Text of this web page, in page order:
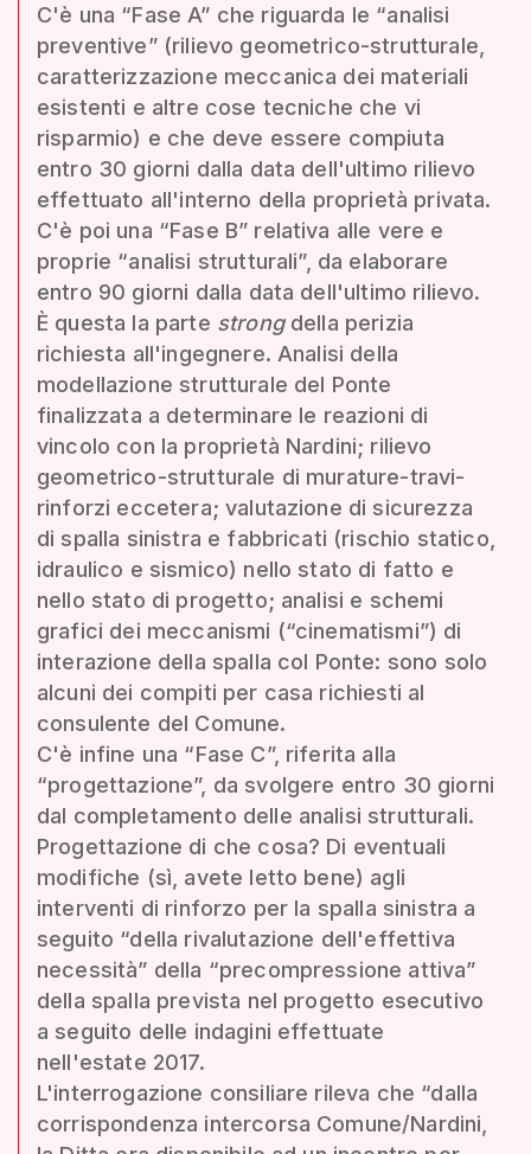
C'è una “Fase A” che riguarda le “analisi
preventive” (rilievo geometrico-strutturale,
caratterizzazione meccanica dei materiali
esistenti e altre cose tecniche che vi
risparmio) e che deve essere compiuta
entro 30 giorni dalla data dell'ultimo rilievo
effettuato all'interno della proprietà privata.
C'è poi una “Fase B” relativa alle vere e
proprie “analisi strutturali”, da elaborare
entro 90 giorni dalla data dell'ultimo rilievo.
È questa la parte strongdella perizia
richiesta all'ingegnere. Analisi della
modellazione strutturale del Ponte
finalizzata a determinare le reazioni di
vincolo con la proprietà Nardini; rilievo
geometrico-strutturale di murature-travi-
rinforzi eccetera; valutazione di sicurezza
di spalla sinistra e fabbricati (rischio statico,
idraulico e sismico) nello stato di fatto e
nello stato di progetto; analisi e schemi
grafici dei meccanismi (“cinematismi”) di
interazione della spalla col Ponte: sono solo
alcuni dei compiti per casa richiesti al
consulente del Comune.
C'è infine una “Fase C”, riferita alla
“progettazione”, da svolgere entro 30 giorni
dal completamento delle analisi strutturali.
Progettazione di che cosa? Di eventuali
modifiche (sì, avete letto bene) agli
interventi di rinforzo per la spalla sinistra a
seguito “della rivalutazione dell'effettiva
necessità” della “precompressione attiva”
della spalla prevista nel progetto esecutivo
a seguito delle indagini effettuate
nell'estate 2017.
L'interrogazione consiliare rileva che “dalla
corrispondenza intercorsa Comune/Nardini,